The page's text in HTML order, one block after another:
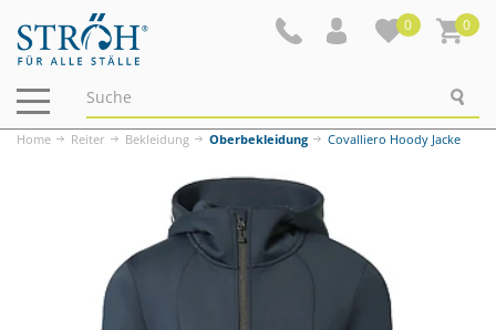
0 0
Navigation
ein-/ausblenden
Home Reiter Bekleidung Oberbekleidung Covalliero Hoody Jacke